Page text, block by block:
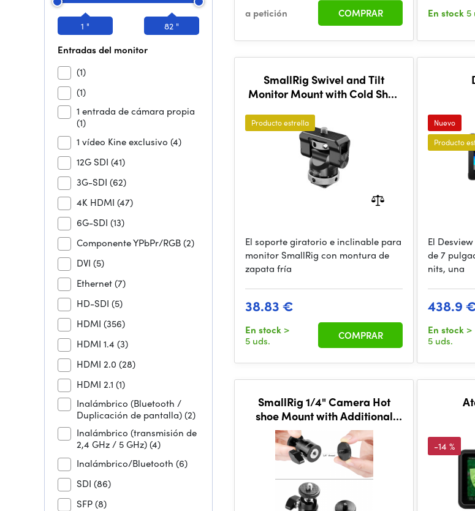
1 " 82 "
Entradas del monitor
(1)
(1)
1 entrada de cámara propia
(1)
1 vídeo Kine exclusivo (4)
12G SDI (41)
3G-SDI (62)
4K HDMI (47)
6G-SDI (13)
Componente YPbPr/RGB(2)
DVI (5)
Ethernet(7)
HD-SDI (5)
HDMI (356)
HDMI 1.4 (3)
HDMI 2.0 (28)
HDMI 2.1 (1)
Inalámbrico (Bluetooth /
Duplicación de pantalla)(2)
Inalámbrico (transmisión de
2,4 GHz / 5 GHz)(4)
Inalámbrico/Bluetooth (6)
SDI (86)
SFP(8)
a petición COMPRAR En stock 5
SmallRig Swivel and Tilt
Monitor Mount with Cold Shoe
Producto estrella
El soporte giratorio e inclinable para
monitor SmallRig con montura de
zapata fría
38.83 €
En stock >
5 uds.
COMPRAR
Nuevo
Producto
El
de 7
nits, una
438.9
En stock >
5 uds.
SmallRig 1/4" Camera Hot
shoe Mount with Additional
1/4" Screw (2pcs Pack)2059
-14 %